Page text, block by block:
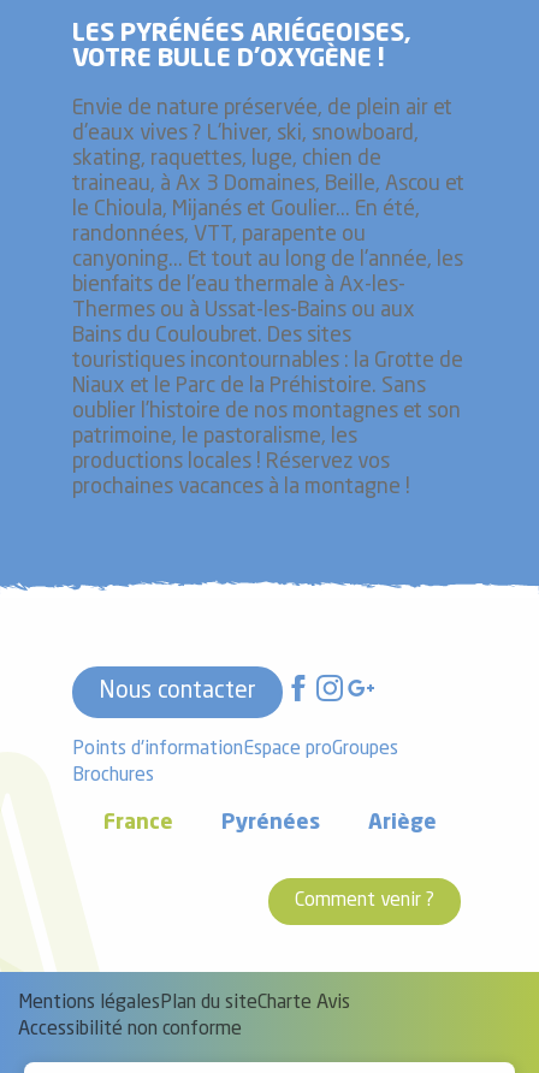
LES PYRÉNÉES ARIÉGEOISES,
VOTRE BULLE D’OXYGÈNE !
Envie de nature préservée, de plein air et
d'eaux vives ? L'hiver, ski, snowboard,
skating, raquettes, luge, chien de
traineau, à Ax 3 Domaines, Beille, Ascou et
le Chioula, Mijanés et Goulier... En été,
randonnées, VTT, parapente ou
canyoning... Et tout au long de l'année, les
bienfaits de l'eau thermale à Ax-les-
Thermes ou à Ussat-les-Bains ou aux
Bains du Couloubret. Des sites
touristiques incontournables : la Grotte de
Niaux et le Parc de la Préhistoire. Sans
oublier l’histoire de nos montagnes et son
patrimoine, le pastoralisme, les
productions locales ! Réservez vos
prochaines vacances à la montagne !
Nous contacter
Points d'informationEspace proGroupes
Brochures
France Pyrénées Ariège
Comment venir ?
Mentions légales Plan du siteCharte Avis
Accessibilité non conforme